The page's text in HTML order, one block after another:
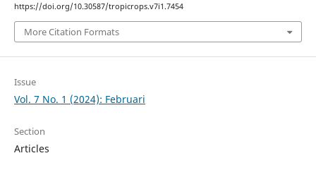
https://doi.org/10.30587/tropicrops.v7i1.7454
More Citation Formats
Issue
Vol. 7 No. 1 (2024): Februari
Section
Articles